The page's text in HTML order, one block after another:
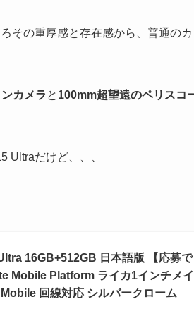
その重厚感と存在感から、普通のカ
カメラ と 100mm超望遠のペリスコ
Ultraだけど、、、
16GB+512GB 日本語版 【応募で
Mobile Platform ライカ1インチメイ
回線対応 シルバークローム